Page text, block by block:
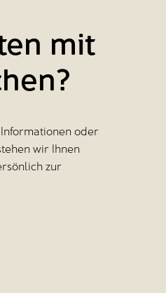
mit
oder
wir Ihnen
zur